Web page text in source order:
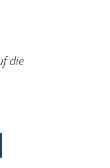
die